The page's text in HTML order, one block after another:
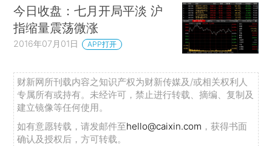
今日收盘：七月开局平淡 沪
指缩量震荡微涨
2016年07月01日 APP打开
财新网所刊载内容之知识产权为财新传媒及/或相关权利人
专属所有或持有。未经许可，禁止进行转载、摘编、复制及
建立镜像等任何使用。
如有意愿转载，请发邮件至hello@caixin.com ，获得书面
确认及授权后，方可转载。